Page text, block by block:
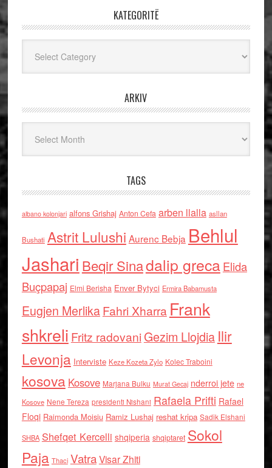
KATEGORITË
ARKIV
TAGS
albano kolonjari alfons Grishaj Anton Cefa arben llalla asllan
Bushati Astrit Lulushi Aurenc Bebja Behlul
Jashari Beqir Sinadalip grecaElida
Buçpapaj Elmi Berisha Enver Bytyci Ermira Babamusta
Eugjen MerlikaFahri Xharra Frank
shkreli Fritz radovaniGezim Llojdia Ilir
Levonja Interviste Keze Kozeta Zylo Kolec Traboini
kosova Kosove Marjana Bulku Murat Gecaj nderroi jete ne
Kosove Nene Tereza presidenti Nishani Rafaela Prifti Rafael
Floqi Raimonda Moisiu Ramiz Lushaj reshat kripa Sadik Elshani
SHBA Shefqet Kercelli shqiperia shqiptaret Sokol
Paja Thaci VatraVisar Zhiti